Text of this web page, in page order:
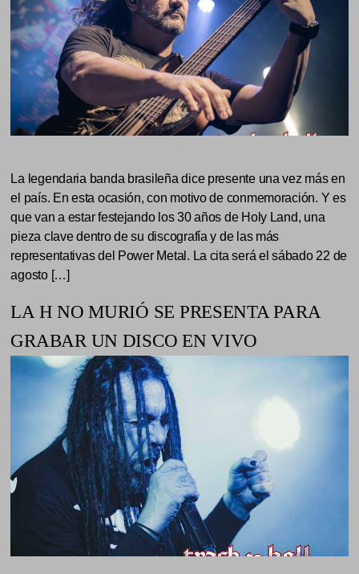
La legendaria banda brasileña dice presente una vez más en
el país. En esta ocasión, con motivo de conmemoración. Y es
que van a estar festejando los 30 años de Holy Land, una
pieza clave dentro de su discografía y de las más
representativas del Power Metal. La cita será el sábado 22 de
agosto […]
LA H NO MURIÓ SE PRESENTA PARA
GRABAR UN DISCO EN VIVO